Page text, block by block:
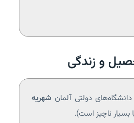
و زندگی
دانشگاه‌های دولتی آلمان شهریه
بسیار ناچیز است).